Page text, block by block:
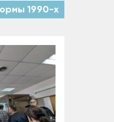
1990-х